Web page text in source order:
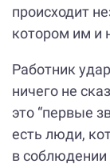
происходит
котором им и
Работник
ничего не
это “первые
есть люди,
в соблюдении